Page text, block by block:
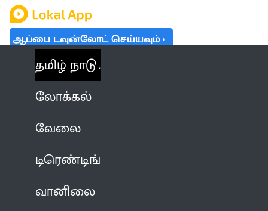
ஆப்பை டவுன்லோட் செய்யவும்
தமிழ் நாடு
லோக்கல்
வேலை
டிரெண்டிங்
வானிலை